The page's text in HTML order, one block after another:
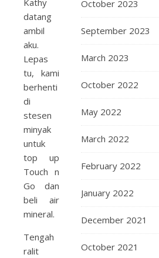
datang
ambil
aku.
Lepas
tu, kami
berhenti
di
stesen
minyak
untuk
top up
Touch n
Go dan
beli air
mineral.
Tengah
ralit
October 2023
September 2023
March 2023
October 2022
May 2022
March 2022
February 2022
January 2022
December 2021
October 2021